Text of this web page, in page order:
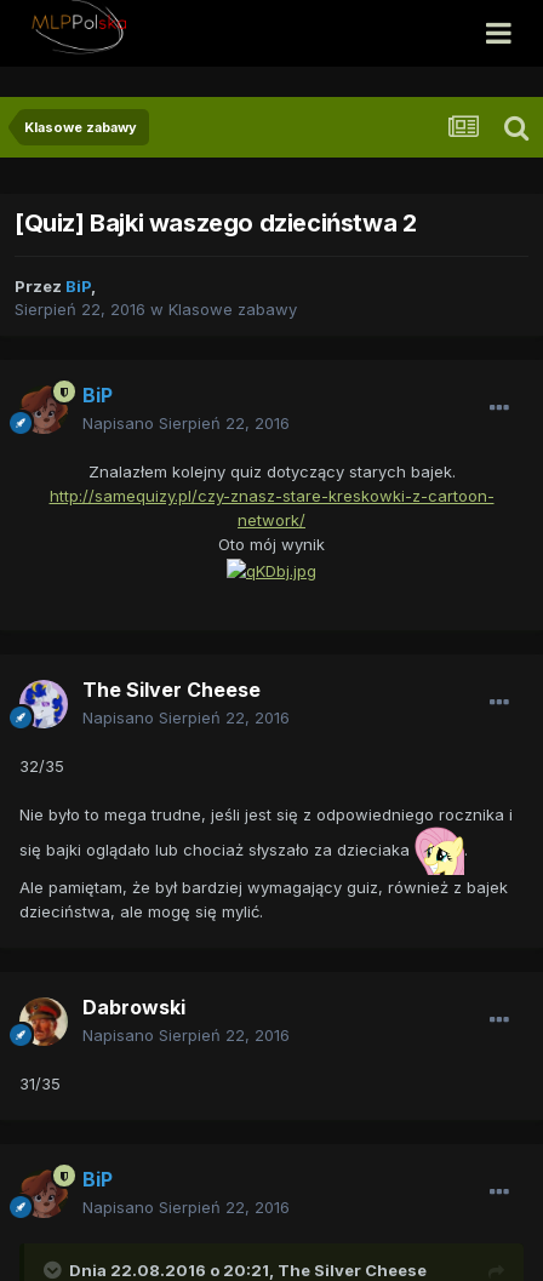
Klasowe zabawy
[Quiz] Bajki waszego dzieciństwa 2
Przez BiP,
Sierpień 22, 2016 w Klasowe zabawy
BiP
Napisano Sierpień 22, 2016
Znalazłem kolejny quiz dotyczący starych bajek.
http://samequizy.pl/czy-znasz-stare-kreskowki-z-cartoon-
network/
Oto mój wynik
The Silver Cheese
Napisano Sierpień 22, 2016
32/35
Nie było to mega trudne, jeśli jest się z odpowiedniego rocznika i
się bajki oglądało lub chociaż słyszało za dzieciaka
.
Ale pamiętam, że był bardziej wymagający guiz, również z bajek
dzieciństwa, ale mogę się mylić.
Dabrowski
Napisano Sierpień 22, 2016
31/35
BiP
Napisano Sierpień 22, 2016
Dnia 22.08.2016 o 20:21, The Silver Cheese